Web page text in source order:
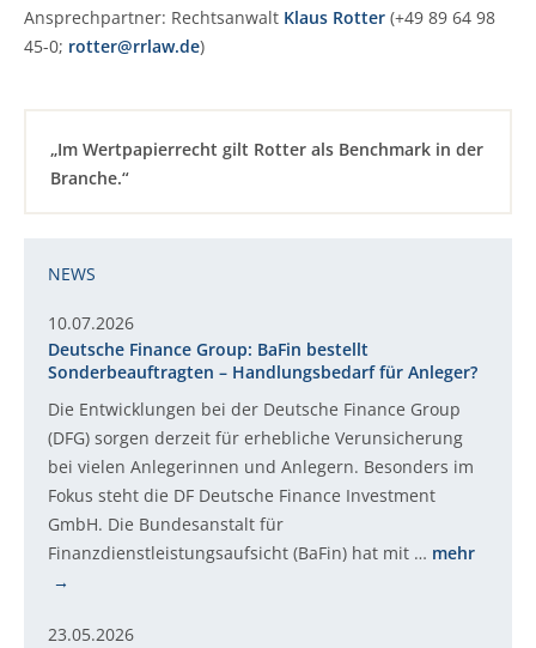
Ansprechpartner: Rechtsanwalt Klaus Rotter (+49 89 64 98
45-0; rotter@rrlaw.de)
„Im Wertpapierrecht gilt Rotter als Benchmark in der
Branche.“
NEWS
10.07.2026
Deutsche Finance Group: BaFin bestellt
Sonderbeauftragten – Handlungsbedarf für Anleger?
Die Entwicklungen bei der Deutsche Finance Group
(DFG) sorgen derzeit für erhebliche Verunsicherung
bei vielen Anlegerinnen und Anlegern. Besonders im
Fokus steht die DF Deutsche Finance Investment
GmbH. Die Bundesanstalt für
Finanzdienstleistungsaufsicht (BaFin) hat mit … mehr
23.05.2026